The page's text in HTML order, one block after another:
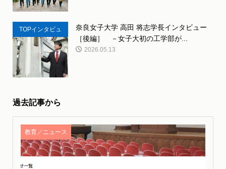
TOPインタビュ
ー
奈良女子大学 高田 将志学長インタビュー
［後編］ －女子大初の工学部が...
2026.05.13
過去記事から
教育／ニュース